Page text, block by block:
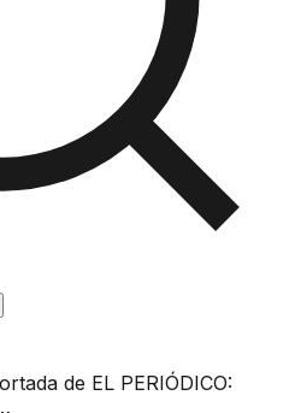
de EL PERIÓDICO: